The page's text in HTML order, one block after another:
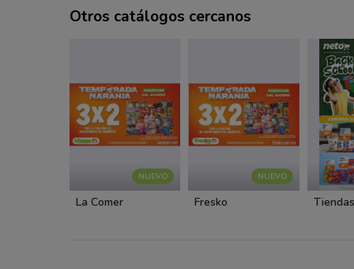
Otros catálogos cercanos
NUEVO
La Comer
NUEVO
Fresko